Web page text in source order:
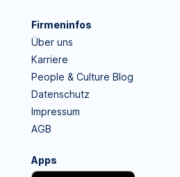
Firmeninfos
Über uns
Karriere
People & Culture Blog
Datenschutz
Impressum
AGB
Apps